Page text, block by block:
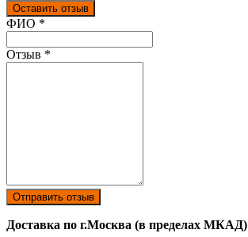
Оставить отзыв
Ваш отзыв был отправлен!
ФИО *
Отзыв *
Отправить отзыв
Доставка по г.Москва (в пределах МКАД)